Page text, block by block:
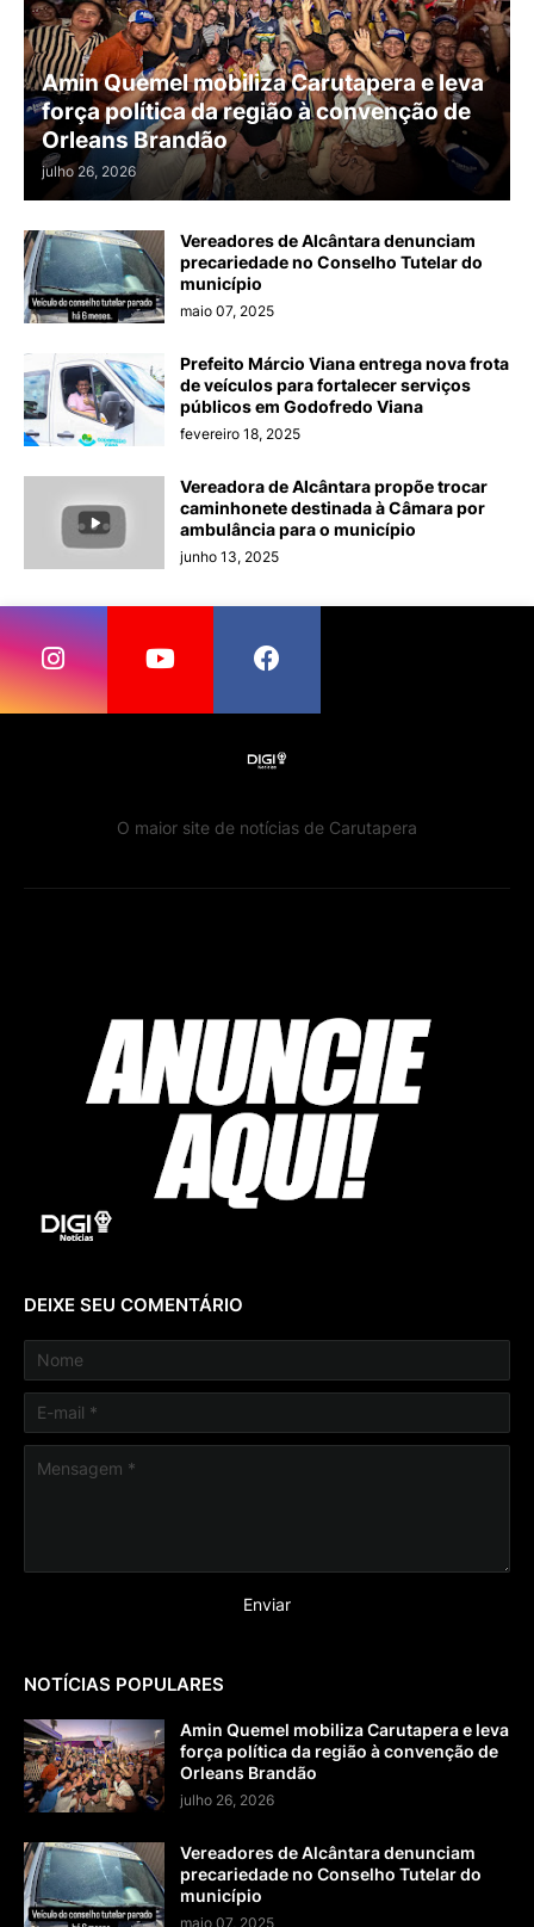
Amin Quemel mobiliza Carutapera e leva
força política da região à convenção de
Orleans Brandão
julho 26, 2026
Vereadores de Alcântara denunciam
precariedade no Conselho Tutelar do
município
maio 07, 2025
Prefeito Márcio Viana entrega nova frota
de veículos para fortalecer serviços
públicos em Godofredo Viana
fevereiro 18, 2025
Vereadora de Alcântara propõe trocar
caminhonete destinada à Câmara por
ambulância para o município
junho 13, 2025
O maior site de notícias de Carutapera
DEIXE SEU COMENTÁRIO
NOTÍCIAS POPULARES
Amin Quemel mobiliza Carutapera e leva
força política da região à convenção de
Orleans Brandão
julho 26, 2026
Vereadores de Alcântara denunciam
precariedade no Conselho Tutelar do
município
maio 07, 2025